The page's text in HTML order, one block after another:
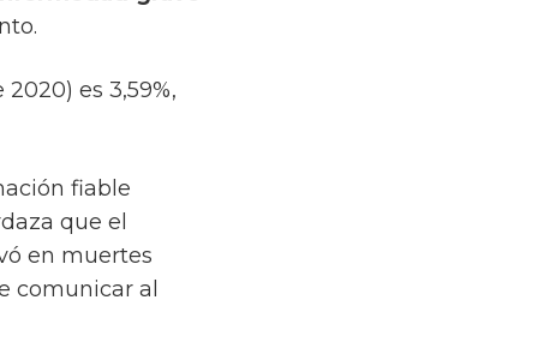
es 3,59%,
fiable
que el
en muertes
comunicar al